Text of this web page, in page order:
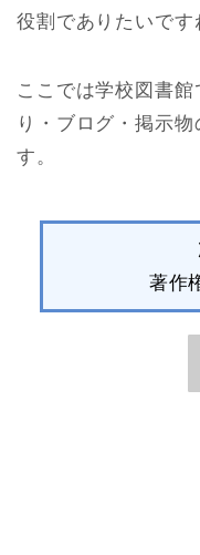
役割でありたいです
ここでは学校図書
り・ブログ・掲示
す。
著作